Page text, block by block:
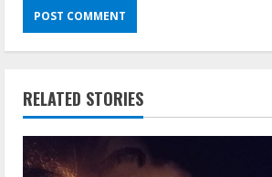
RELATED STORIES